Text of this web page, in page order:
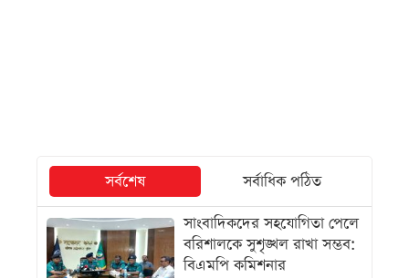
সর্বশেষ
সর্বাধিক পঠিত
সাংবাদিকদের সহযোগিতা পেলে
বরিশালকে সুশৃঙ্খল রাখা সম্ভব:
বিএমপি কমিশনার